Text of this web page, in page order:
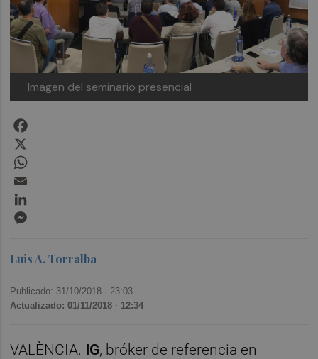
Imagen del seminario presencial
Luis A. Torralba
Publicado: 31/10/2018 · 23:03
Actualizado: 01/11/2018 · 12:34
VALÈNCIA. IG, bróker de referencia en